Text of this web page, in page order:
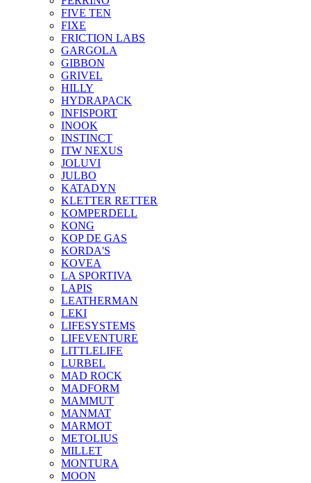
FIVE TEN
FIXE
FRICTION LABS
GARGOLA
GIBBON
GRIVEL
HILLY
HYDRAPACK
INFISPORT
INOOK
INSTINCT
ITW NEXUS
JOLUVI
JULBO
KATADYN
KLETTER RETTER
KOMPERDELL
KONG
KOP DE GAS
KORDA'S
KOVEA
LA SPORTIVA
LAPIS
LEATHERMAN
LEKI
LIFESYSTEMS
LIFEVENTURE
LITTLELIFE
LURBEL
MAD ROCK
MADFORM
MAMMUT
MANMAT
MARMOT
METOLIUS
MILLET
MONTURA
MOON